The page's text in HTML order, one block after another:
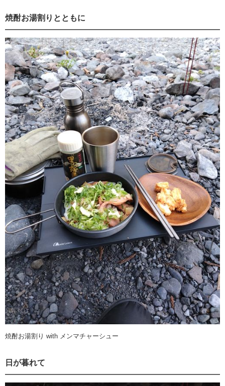
焼酎お湯割りとともに
焼酎お湯割り with メンマチャーシュー
日が暮れて